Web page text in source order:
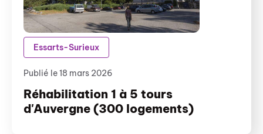
Réhabilitation 1 à 5 tours
d'Auvergne (300 logements)
Publié le 18 mars 2026
Essarts-Surieux